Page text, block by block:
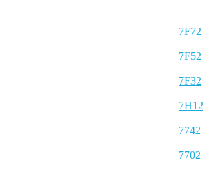
7F72
7F52
7F32
7H12
7742
7702